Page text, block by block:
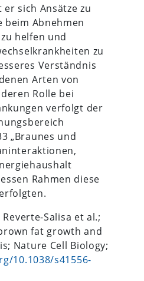
sich Ansätze zu
Abnehmen
helfen und
zu
Verständnis
Arten von
Rolle bei
verfolgt der
„Braunes und
Rahmen diese
Reverte-Salisa et al.;
fat growth and
Nature Cell Biology;
10.1038/s41556-